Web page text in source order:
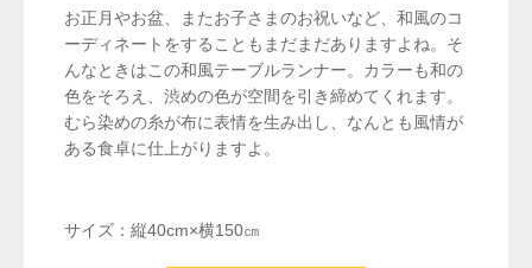
お正月やお盆、またお子さまのお祝いなど、和風のコ
ーディネートをすることもまだまだありますよね。そ
んなときはこの和風テーブルランナー。カラーも和の
色をそろえ、渋めの色が空間を引き締めてくれます。
むら染めの糸が布に表情を生み出し、なんとも風情が
ある食卓に仕上がりますよ。
サイズ：縦40cm×横150㎝